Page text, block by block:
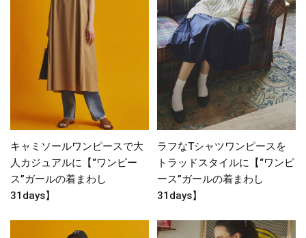
キャミソールワンピースで大
人カジュアルに【“ワンピー
ス”ガールの着まわし
31days】
ラフなTシャツワンピースを
トラッドスタイルに【“ワンピ
ース”ガールの着まわし
31days】